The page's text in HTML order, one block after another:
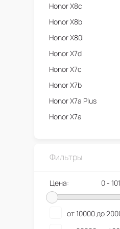
Honor X8c
Honor X8b
Honor X80i
Honor X7d
Honor X7c
Honor X7b
Honor X7a Plus
Honor X7a
Honor X70 Refresh
Honor X70
Honor X6c
Honor X6b
Фильтры
Цена: 0 -
от 10000 до